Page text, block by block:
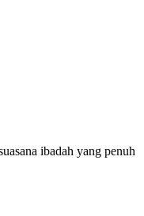
ibadah yang penuh